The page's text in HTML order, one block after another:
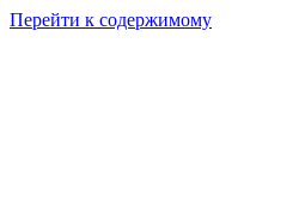
Перейти к содержимому